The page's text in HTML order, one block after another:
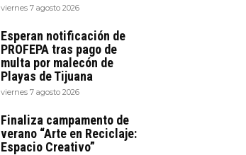
viernes 7 agosto 2026
Esperan notificación de
PROFEPA tras pago de
multa por malecón de
Playas de Tijuana
viernes 7 agosto 2026
Finaliza campamento de
verano “Arte en Reciclaje:
Espacio Creativo”